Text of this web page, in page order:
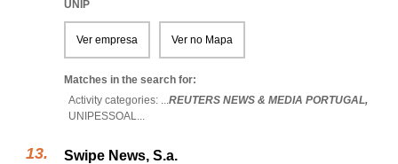
UNIP
Ver empresa Ver no Mapa
Matches in the search for:
Activity categories: ...REUTERS NEWS & MEDIA PORTUGAL,
UNIPESSOAL...
Swipe News, S.a.